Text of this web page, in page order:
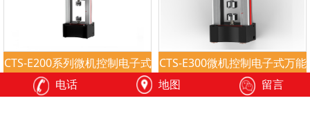
CTS-E200系列微机控制电子式
万能试验机
CTS-E300微机控制电子式万能
试验机
电话 地图 留言